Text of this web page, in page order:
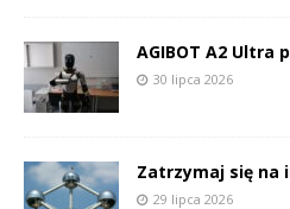
AGIBOT A2 Ultra
30 lipca 2026
Zatrzymaj się
29 lipca 2026